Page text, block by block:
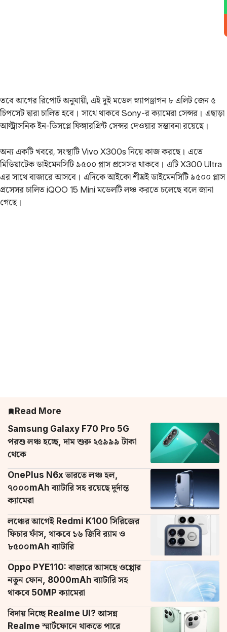
তবে আগের রিপোর্ট অনুযায়ী, এই দুই মডেল স্ন্যাপড্রাগন ৮ এলিট জেন ৫
চিপসেট দ্বারা চালিত হবে। সাথে থাকবে Sony-র ক্যামেরা সেন্সর। এছাড়া
আল্ট্রাসনিক ইন-ডিসপ্লে ফিঙ্গারপ্রিন্ট সেন্সর দেওয়ার সম্ভাবনা রয়েছে।
অন্য একটি খবরে, সংস্থাটি Vivo X300s নিয়ে কাজ করছে। এতে
মিডিয়াটেক ডাইমেনসিটি ৯৫০০ প্লাস প্রসেসর থাকবে। এটি X300 Ultra
এর সাথে বাজারে আসবে। এদিকে আইকো শীঘ্রই ডাইমেনসিটি ৯৫০০ প্লাস
প্রসেসর চালিত iQOO 15 Mini মডেলটি লঞ্চ করতে চলেছে বলে জানা
গেছে।
Read More
Samsung Galaxy F70 Pro 5G
পরশু লঞ্চ হচ্ছে, দাম শুরু ২৫৯৯৯ টাকা
থেকে
OnePlus N6x ভারতে লঞ্চ হল,
৭০০০mAh ব্যাটারি সহ রয়েছে দুর্দান্ত
ক্যামেরা
লঞ্চের আগেই Redmi K100 সিরিজের
ফিচার ফাঁস, থাকবে ১৬ জিবি র‌্যাম ও
৮৫০০mAh ব্যাটারি
Oppo PYE110: বাজারে আসছে ওপ্পোর
নতুন ফোন, 8000mAh ব্যাটারি সহ
থাকবে 50MP ক্যামেরা
বিদায় নিচ্ছে Realme UI? আসন্ন
Realme স্মার্টফোনে থাকতে পারে